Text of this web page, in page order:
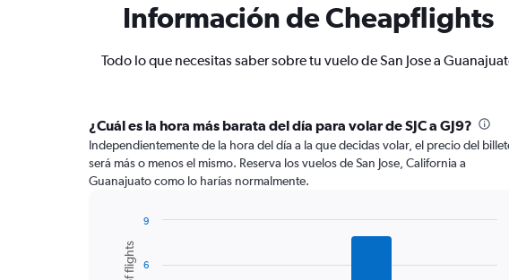
Información de Cheapflights
Todo lo que necesitas saber sobre tu vuelo de San Jose a
¿Cuál es la hora más barata del día para volar de SJC a GJ9?
Independientemente de la hora del día a la que decidas volar, el precio del
será más o menos el mismo. Reserva los vuelos de San Jose, California a
Guanajuato como lo harías normalmente.
chart
with
Chart
graphic.
6
9